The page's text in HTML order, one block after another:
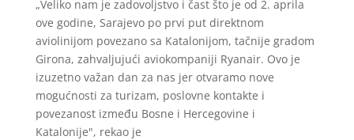
„Veliko nam je zadovoljstvo i čast što je od 2. aprila
ove godine, Sarajevo po prvi put direktnom
aviolinijom povezano sa Katalonijom, tačnije gradom
Girona, zahvaljujući aviokompaniji Ryanair. Ovo je
izuzetno važan dan za nas jer otvaramo nove
mogućnosti za turizam, poslovne kontakte i
povezanost između Bosne i Hercegovine i
Katalonije", rekao je